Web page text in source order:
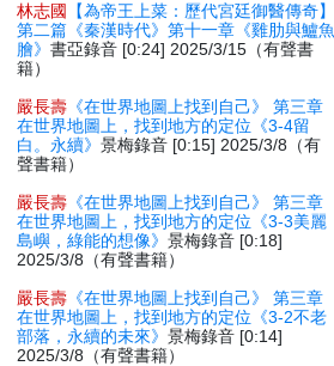
林志國
【為帝王上菜：歷代宮廷御醫傳奇】
第二篇《秦漢時代》第十一章《雞肋與鱸魚
膾》書亞錄音 [0:24] 2025/3/15（有聲書
籍）
嚴長壽 《在世界地圖上找到自己》 第三章
在世界地圖上，找到地方的定位《3-4留
白。永續》景梅錄音 [0:15] 2025/3/8（有
聲書籍）
嚴長壽 《在世界地圖上找到自己》 第三章
在世界地圖上，找到地方的定位《3-3美麗
島嶼，綠能的想像》景梅錄音 [0:18]
2025/3/8（有聲書籍）
嚴長壽 《在世界地圖上找到自己》 第三章
在世界地圖上，找到地方的定位《3-2不老
部落，永續的未來》景梅錄音 [0:14]
2025/3/8（有聲書籍）